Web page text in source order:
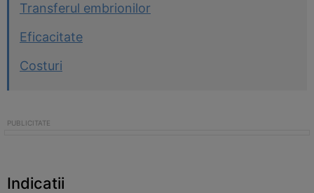
Transferul embrionilor
Eficacitate
Costuri
Indicatii